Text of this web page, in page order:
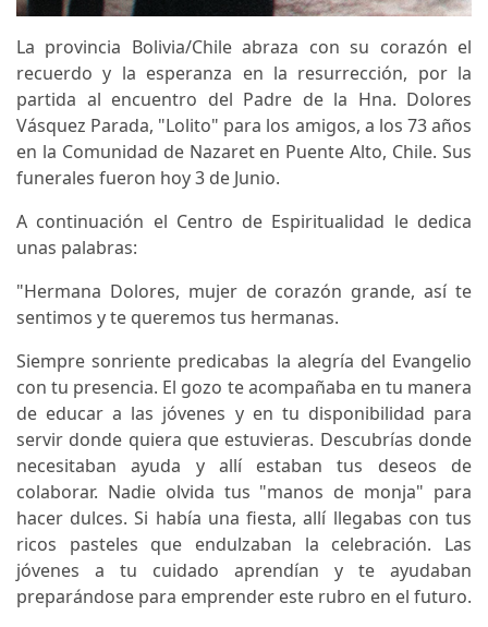
La provincia Bolivia/Chile abraza con su corazón el
recuerdo y la esperanza en la resurrección, por la
partida al encuentro del Padre de la Hna. Dolores
Vásquez Parada, "Lolito" para los amigos, a los 73 años
en la Comunidad de Nazaret en Puente Alto, Chile. Sus
funerales fueron hoy 3 de Junio.
A continuación el Centro de Espiritualidad le dedica
unas palabras:
"Hermana Dolores, mujer de corazón grande, así te
sentimos y te queremos tus hermanas.
Siempre sonriente predicabas la alegría del Evangelio
con tu presencia. El gozo te acompañaba en tu manera
de educar a las jóvenes y en tu disponibilidad para
servir donde quiera que estuvieras. Descubrías donde
necesitaban ayuda y allí estaban tus deseos de
colaborar. Nadie olvida tus "manos de monja" para
hacer dulces. Si había una fiesta, allí llegabas con tus
ricos pasteles que endulzaban la celebración. Las
jóvenes a tu cuidado aprendían y te ayudaban
preparándose para emprender este rubro en el futuro.